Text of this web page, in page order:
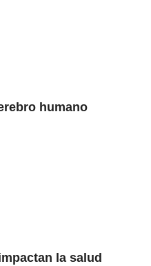
humano
la salud